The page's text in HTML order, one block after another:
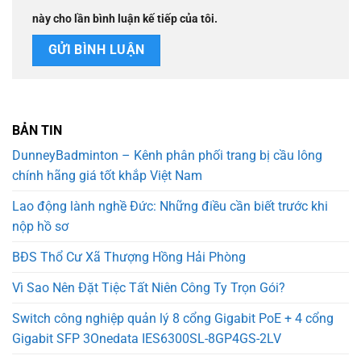
này cho lần bình luận kế tiếp của tôi.
BẢN TIN
DunneyBadminton – Kênh phân phối trang bị cầu lông
chính hãng giá tốt khắp Việt Nam
Lao động lành nghề Đức: Những điều cần biết trước khi
nộp hồ sơ
BĐS Thổ Cư Xã Thượng Hồng Hải Phòng
Vì Sao Nên Đặt Tiệc Tất Niên Công Ty Trọn Gói?
Switch công nghiệp quản lý 8 cổng Gigabit PoE + 4 cổng
Gigabit SFP 3Onedata IES6300SL-8GP4GS-2LV